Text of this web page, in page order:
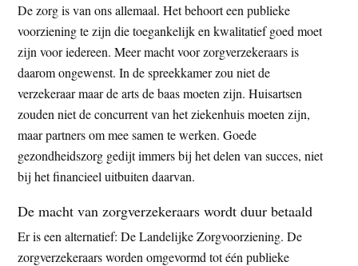
De zorg is van ons allemaal. Het behoort een publieke
voorziening te zijn die toegankelijk en kwalitatief goed moet
zijn voor iedereen. Meer macht voor zorgverzekeraars is
daarom ongewenst. In de spreekkamer zou niet de
verzekeraar maar de arts de baas moeten zijn. Huisartsen
zouden niet de concurrent van het ziekenhuis moeten zijn,
maar partners om mee samen te werken. Goede
gezondheidszorg gedijt immers bij het delen van succes, niet
bij het financieel uitbuiten daarvan.
De macht van zorgverzekeraars wordt duur betaald
Er is een alternatief: De Landelijke Zorgvoorziening. De
zorgverzekeraars worden omgevormd tot één publieke